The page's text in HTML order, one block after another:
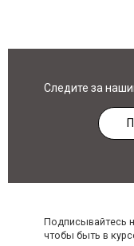
Следите за
Подписывайтесь
чтобы быть в